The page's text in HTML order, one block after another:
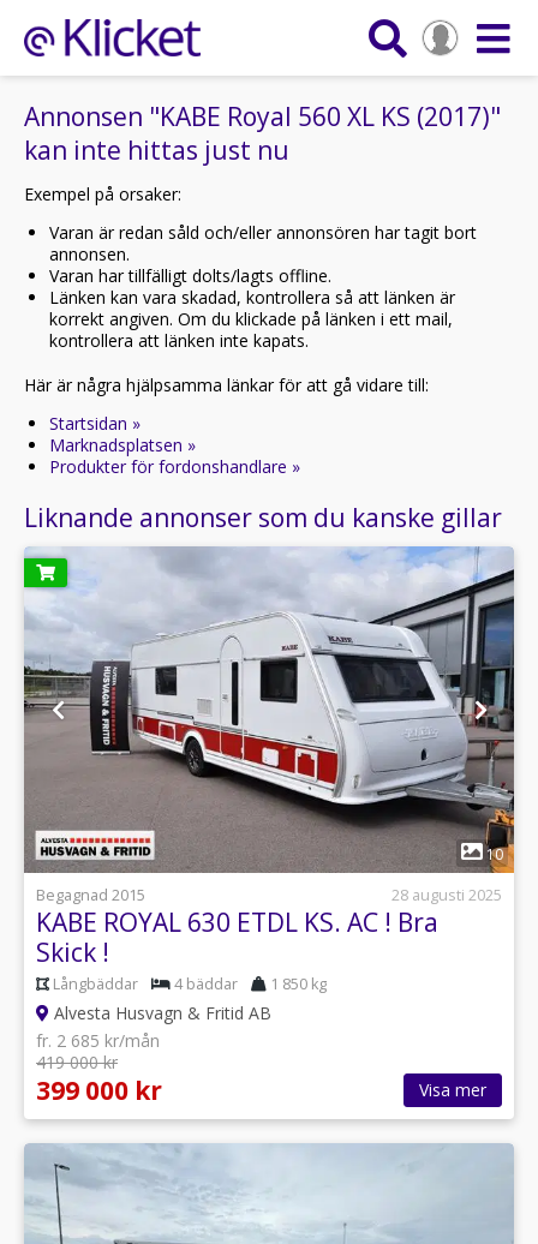
Annonsen "KABE Royal 560 XL KS (2017)"
kan inte hittas just nu
Exempel på orsaker:
Varan är redan såld och/eller annonsören har tagit bort
annonsen.
Varan har tillfälligt dolts/lagts offline.
Länken kan vara skadad, kontrollera så att länken är
korrekt angiven. Om du klickade på länken i ett mail,
kontrollera att länken inte kapats.
Här är några hjälpsamma länkar för att gå vidare till:
Startsidan »
Marknadsplatsen »
Produkter för fordonshandlare »
Liknande annonser som du kanske gillar
10
Begagnad 2015
28 augusti 2025
KABE ROYAL 630 ETDL KS. AC ! Bra
Skick !
Långbäddar 4 bäddar 1 850 kg
Alvesta Husvagn & Fritid AB
fr. 2 685 kr/mån
419 000 kr
399 000 kr Visa mer